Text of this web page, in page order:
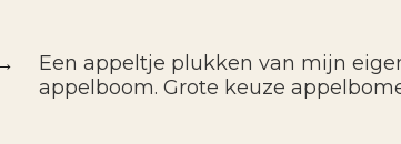
Een appeltje plukken van mijn
appelboom. Grote keuze